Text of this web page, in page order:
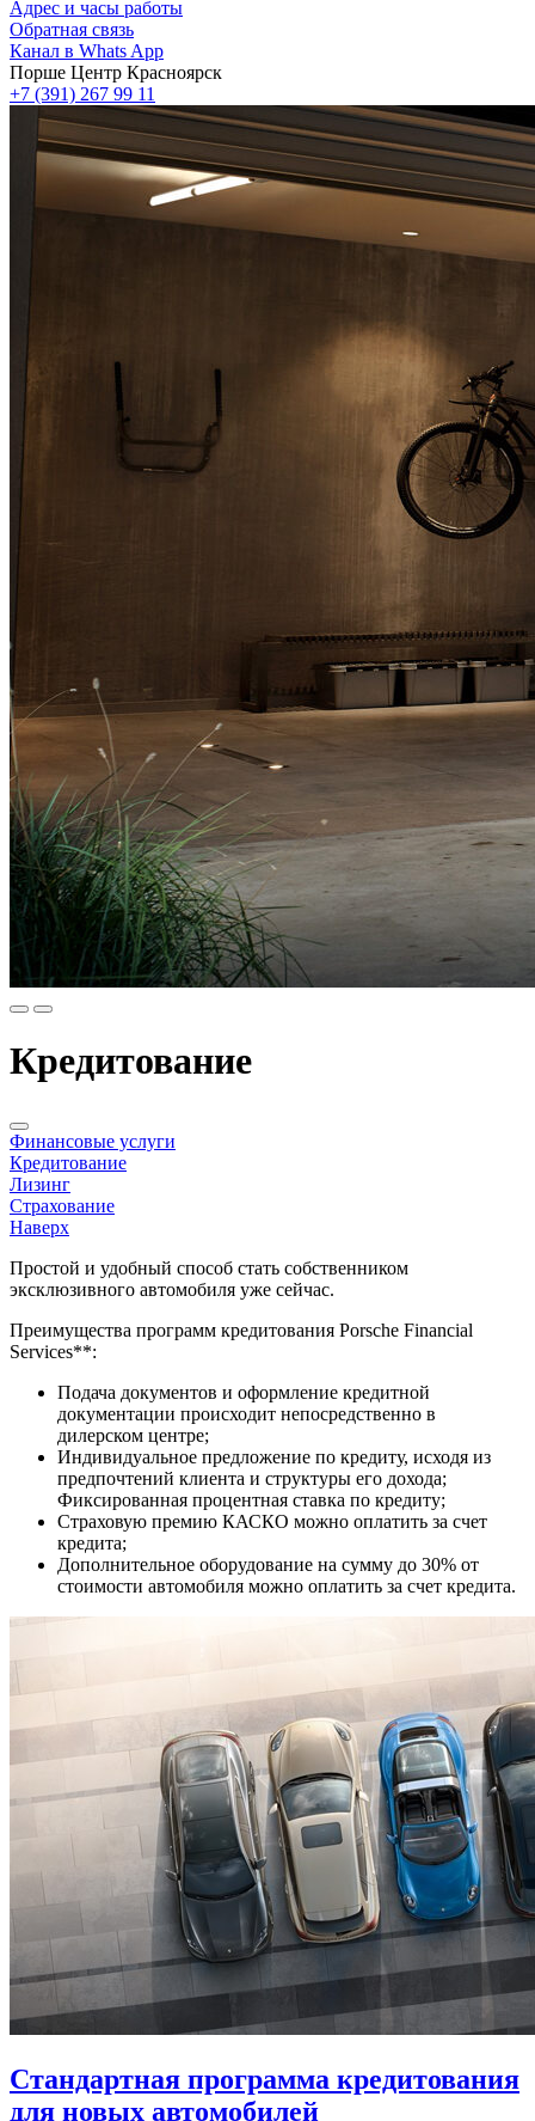
Адрес и часы работы
Обратная связь
Канал в Whats App
Порше Центр Красноярск
+7 (391) 267 99 11
Кредитование
Финансовые услуги
Кредитование
Лизинг
Страхование
Наверх
Простой и удобный способ стать собственником
эксклюзивного автомобиля уже сейчас.
Преимущества программ кредитования Porsche Financial
Services**:
Подача документов и оформление кредитной
документации происходит непосредственно в
дилерском центре;
Индивидуальное предложение по кредиту, исходя из
предпочтений клиента и структуры его дохода;
Фиксированная процентная ставка по кредиту;
Страховую премию КАСКО можно оплатить за счет
кредита;
Дополнительное оборудование на сумму до 30% от
стоимости автомобиля можно оплатить за счет кредита.
Стандартная программа кредитования
для новых автомобилей